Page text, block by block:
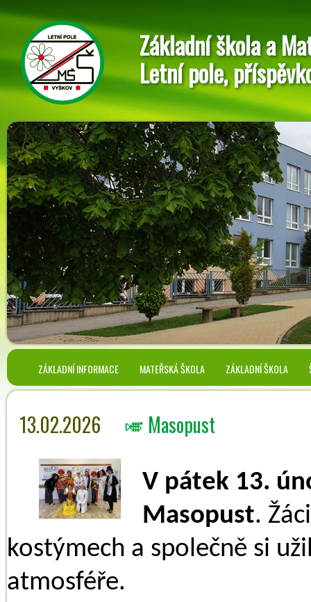
Základní škola a
Letní pole,
ZÁKLADNÍ INFORMACE MATEŘSKÁ ŠKOLA ZÁKLADNÍ ŠKOLA
13.02.2026 🎺 Masopust
V pátek 13.
Masopust.
kostýmech a společně si
atmosféře.